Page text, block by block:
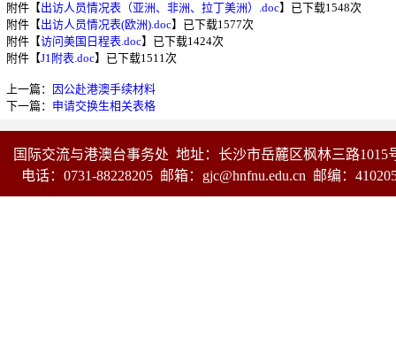
附件【出访人员情况表（亚洲、非洲、拉丁美洲）.doc】已下载1548次
附件【出访人员情况表(欧洲).doc】已下载1577次
附件【访问美国日程表.doc】已下载1424次
附件【J1附表.doc】已下载1511次
上一篇：
因公赴港澳手续材料
下一篇： 申请交换生相关表格
国际交流与港澳台事务处 地址：长沙市岳麓区枫林三路1015
电话：0731-88228205 邮箱：gjc@hnfnu.edu.cn 邮编：